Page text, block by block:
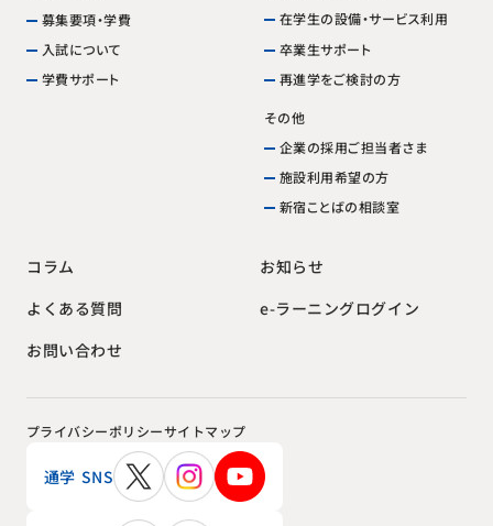
募集要項・学費
入試について
学費サポート
在学生の設備・サービス利用
卒業生サポート
再進学をご検討の方
その他
企業の採用ご担当者さま
施設利用希望の方
新宿ことばの相談室
コラム お知らせ
よくある質問 e-ラーニングログイン
お問い合わせ
プライバシーポリシーサイトマップ
通学 SNS